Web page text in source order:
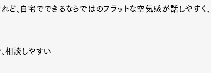
、自宅でできるならではのフラットな空気感が話しやすく、
相談しやすい